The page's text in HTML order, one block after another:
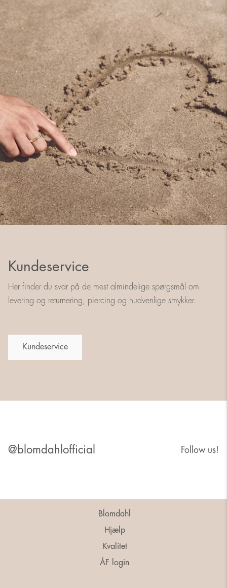
Kundeservice
Her finder du svar på de mest almindelige spørgsmål om
levering og returnering, piercing og hudvenlige smykker.
Kundeservice
@blomdahlofficial Follow us!
Blomdahl
Hjælp
Kvalitet
ÅF login